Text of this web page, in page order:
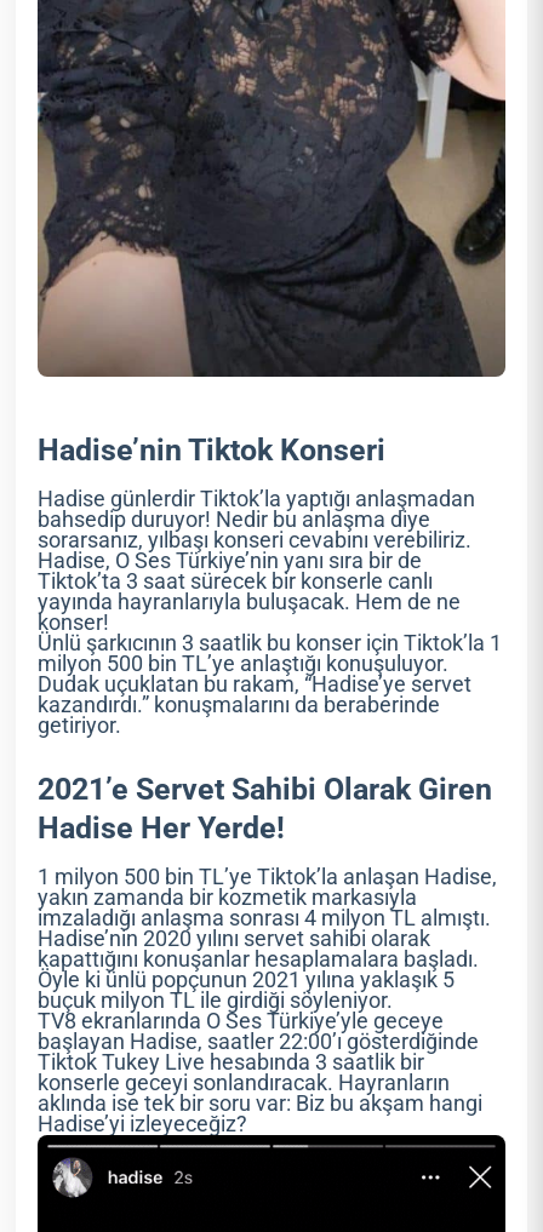
Hadise’nin Tiktok Konseri
Hadise günlerdir Tiktok’la yaptığı anlaşmadan
bahsedip duruyor! Nedir bu anlaşma diye
sorarsanız, yılbaşı konseri cevabını verebiliriz.
Hadise, O Ses Türkiye’nin yanı sıra bir de
Tiktok’ta 3 saat sürecek bir konserle canlı
yayında hayranlarıyla buluşacak. Hem de ne
konser!
Ünlü şarkıcının 3 saatlik bu konser için Tiktok’la 1
milyon 500 bin TL’ye anlaştığı konuşuluyor.
Dudak uçuklatan bu rakam, “Hadise’ye servet
kazandırdı.” konuşmalarını da beraberinde
getiriyor.
2021’e Servet Sahibi Olarak Giren
Hadise Her Yerde!
1 milyon 500 bin TL’ye Tiktok’la anlaşan Hadise,
yakın zamanda bir kozmetik markasıyla
imzaladığı anlaşma sonrası 4 milyon TL almıştı.
Hadise’nin 2020 yılını servet sahibi olarak
kapattığını konuşanlar hesaplamalara başladı.
Öyle ki ünlü popçunun 2021 yılına yaklaşık 5
buçuk milyon TL ile girdiği söyleniyor.
TV8 ekranlarında O Ses Türkiye’yle geceye
başlayan Hadise, saatler 22:00’ı gösterdiğinde
Tiktok Tukey Live hesabında 3 saatlik bir
konserle geceyi sonlandıracak. Hayranların
aklında ise tek bir soru var: Biz bu akşam hangi
Hadise’yi izleyeceğiz?